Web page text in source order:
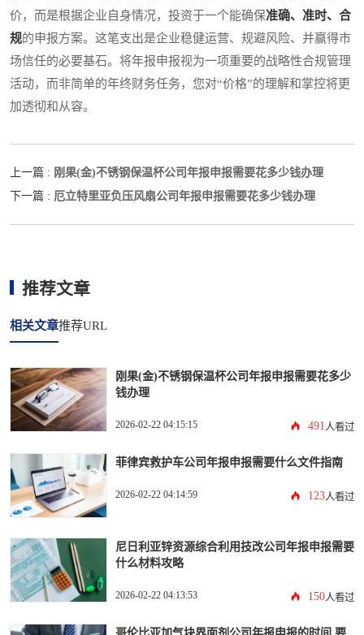
价，而是根据企业自身情况，投资于一个能确保准确、准时、合
规的申报方案。这笔支出是企业稳健运营、规避风险、并赢得市
场信任的必要基石。将年报申报视为一项重要的战略性合规管理
活动，而非简单的年终财务任务，您对“价格”的理解和掌控将更
加透彻和从容。
上一篇 : 刚果(金)不锈钢保温杯公司年报申报需要花多少钱办理
下一篇 : 厄立特里亚负压风扇公司年报申报需要花多少钱办理
推荐文章
相关文章推荐URL
刚果(金)不锈钢保温杯公司年报申报需要花多少
钱办理
2026-02-22 04:15:15 491 人看过
菲律宾救护车公司年报申报需要什么文件指南
2026-02-22 04:14:59 123人看过
尼日利亚锌资源综合利用技改公司年报申报需要
什么材料攻略
2026-02-22 04:13:53 150人看过
哥伦比亚加气块界面剂公司年报申报的时间,要